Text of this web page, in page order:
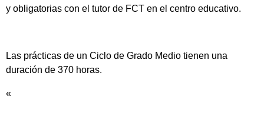
y obligatorias con el tutor de FCT en el centro educativo.
Las prácticas de un Ciclo de Grado Medio tienen una
duración de 370 horas.
«